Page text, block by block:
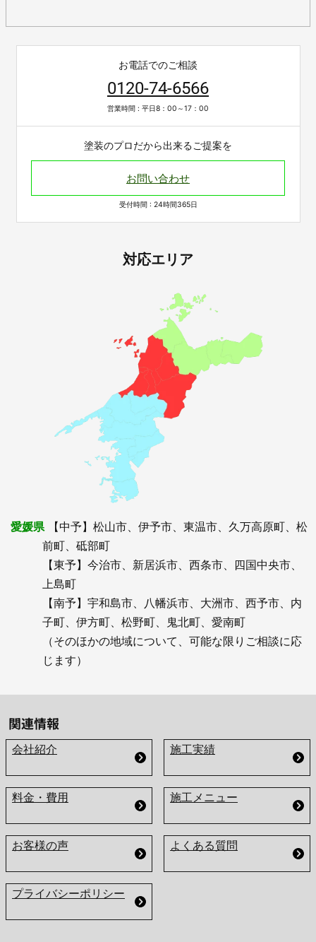
お電話でのご相談
0120-74-6566
営業時間 : 平日8：00～17：00
塗装のプロだから出来るご提案を
お問い合わせ
受付時間 : 24時間365日
対応エリア
愛媛県
【中予】松山市、伊予市、東温市、久万高原町、松
前町、砥部町
【東予】今治市、新居浜市、西条市、四国中央市、
上島町
【南予】宇和島市、八幡浜市、大洲市、西予市、内
子町、伊方町、松野町、鬼北町、愛南町
（そのほかの地域について、可能な限りご相談に応
じます）
関連情報
会社紹介 施工実績
料金・費用 施工メニュー
お客様の声 よくある質問
プライバシーポリシー